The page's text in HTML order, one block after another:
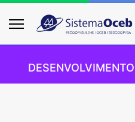
DESENVOLVIMENTO